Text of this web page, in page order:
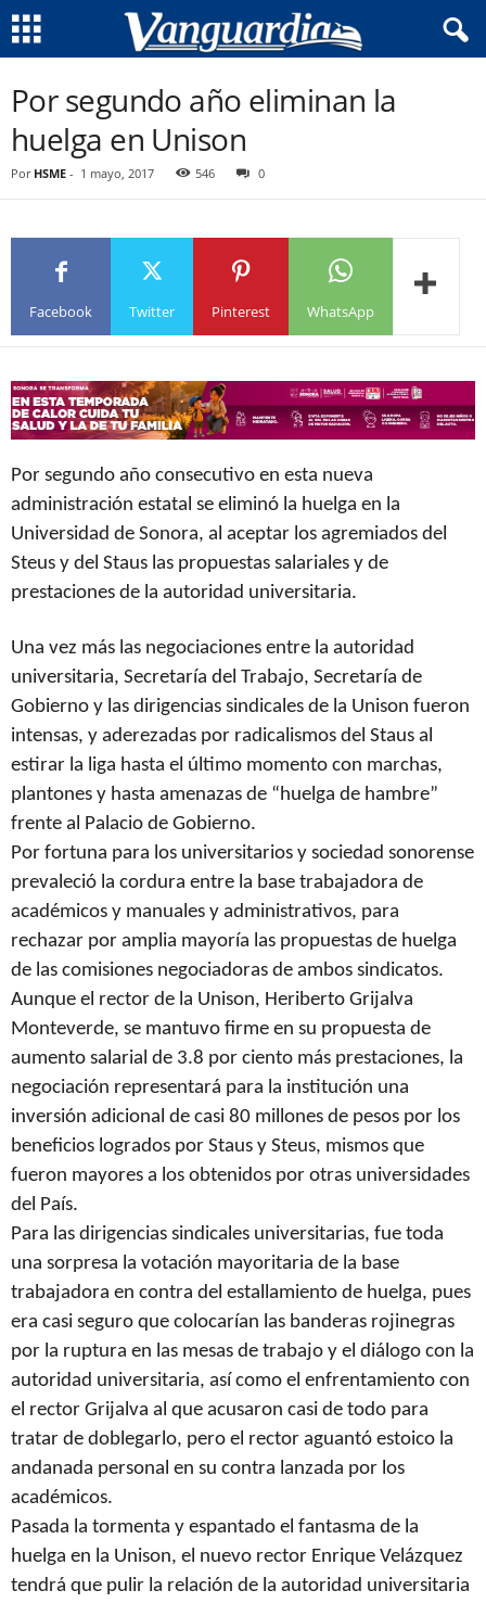
Por segundo año eliminan la
huelga en Unison
Por HSME - 1 mayo, 2017 546 0
Facebook Twitter Pinterest WhatsApp
Por segundo año consecutivo en esta nueva
administración estatal se eliminó la huelga en la
Universidad de Sonora, al aceptar los agremiados del
Steus y del Staus las propuestas salariales y de
prestaciones de la autoridad universitaria.
Una vez más las negociaciones entre la autoridad
universitaria, Secretaría del Trabajo, Secretaría de
Gobierno y las dirigencias sindicales de la Unison fueron
intensas, y aderezadas por radicalismos del Staus al
estirar la liga hasta el último momento con marchas,
plantones y hasta amenazas de “huelga de hambre”
frente al Palacio de Gobierno.
Por fortuna para los universitarios y sociedad sonorense
prevaleció la cordura entre la base trabajadora de
académicos y manuales y administrativos, para
rechazar por amplia mayoría las propuestas de huelga
de las comisiones negociadoras de ambos sindicatos.
Aunque el rector de la Unison, Heriberto Grijalva
Monteverde, se mantuvo firme en su propuesta de
aumento salarial de 3.8 por ciento más prestaciones, la
negociación representará para la institución una
inversión adicional de casi 80 millones de pesos por los
beneficios logrados por Staus y Steus, mismos que
fueron mayores a los obtenidos por otras universidades
del País.
Para las dirigencias sindicales universitarias, fue toda
una sorpresa la votación mayoritaria de la base
trabajadora en contra del estallamiento de huelga, pues
era casi seguro que colocarían las banderas rojinegras
por la ruptura en las mesas de trabajo y el diálogo con la
autoridad universitaria, así como el enfrentamiento con
el rector Grijalva al que acusaron casi de todo para
tratar de doblegarlo, pero el rector aguantó estoico la
andanada personal en su contra lanzada por los
académicos.
Pasada la tormenta y espantado el fantasma de la
huelga en la Unison, el nuevo rector Enrique Velázquez
tendrá que pulir la relación de la autoridad universitaria